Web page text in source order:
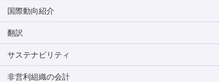
国際動向紹介
翻訳
サステナビリティ
非営利組織の会計